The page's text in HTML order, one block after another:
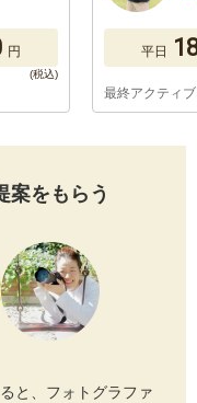
円 平日
最終アクティ
案をもらう
と、フォトグラファ